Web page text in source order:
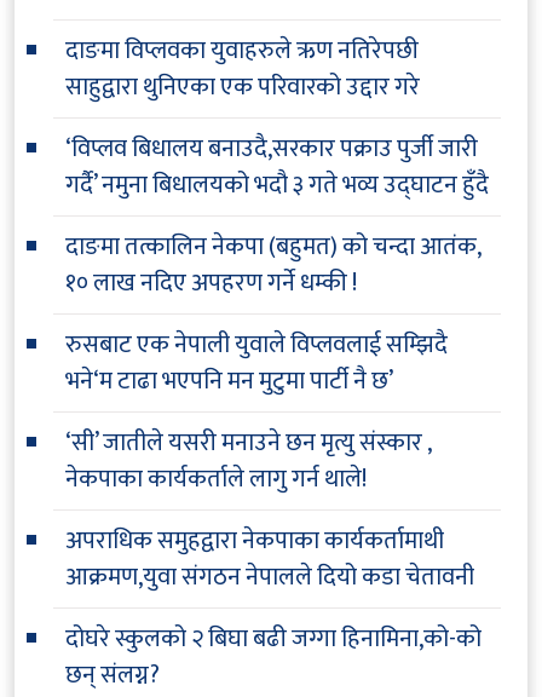
दाङमा विप्लवका युवाहरुले ऋण नतिरेपछी
साहुद्वारा थुनिएका एक परिवारको उद्दार गरे
‘विप्लव बिधालय बनाउदै,सरकार पक्राउ पुर्जी जारी
गर्दै’ नमुना बिधालयको भदौ ३ गते भव्य उद्घाटन हुँदै
दाङमा तत्कालिन नेकपा (बहुमत) को चन्दा आतंक,
१० लाख नदिए अपहरण गर्ने धम्की !
रुसबाट एक नेपाली युवाले विप्लवलाई सम्झिदै
भने‘म टाढा भएपनि मन मुटुमा पार्टी नै छ’
‘सी’ जातीले यसरी मनाउने छन मृत्यु संस्कार ,
नेकपाका कार्यकर्ताले लागु गर्न थाले!
अपराधिक समुहद्वारा नेकपाका कार्यकर्तामाथी
आक्रमण,युवा संगठन नेपालले दियो कडा चेतावनी
दोघरे स्कुलको २ बिघा बढी जग्गा हिनामिना,को-को
छन् संलग्न?